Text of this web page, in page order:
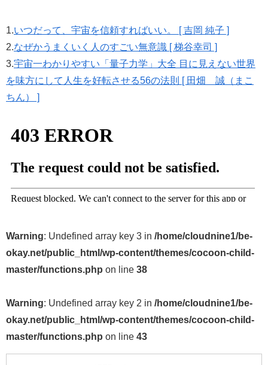
1.いつだって、宇宙を信頼すればいい。 [ 吉岡 純子 ]
2.なぜかうまくいく人のすごい無意識 [ 梯谷幸司 ]
3.宇宙一わかりやすい「量子力学」大全 目に見えない世界
を味方にして人生を好転させる56の法則 [ 田畑 誠（まこ
ちん） ]
Warning: Undefined array key 3 in /home/cloudnine1/be-
okay.net/public_html/wp-content/themes/cocoon-child-
master/functions.php on line 38
Warning: Undefined array key 2 in /home/cloudnine1/be-
okay.net/public_html/wp-content/themes/cocoon-child-
master/functions.php on line 43